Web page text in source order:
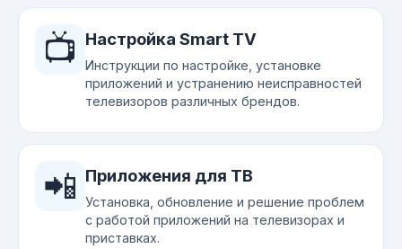
📺 Настройка Smart TV
Инструкции по настройке, установке
приложений и устранению неисправностей
телевизоров различных брендов.
📲 Приложения для ТВ
Установка, обновление и решение проблем
с работой приложений на телевизорах и
приставках.